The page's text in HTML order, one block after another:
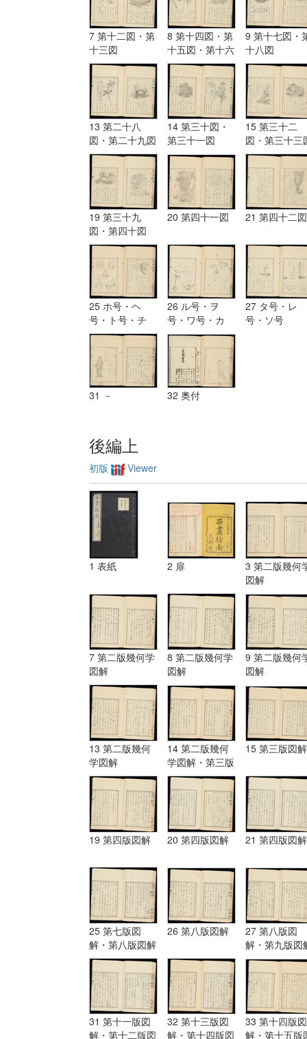
7 第十二図・第
十三図
8 第十四図・第
十五図・第十六
図
9 第十七図・
十八図
13 第二十八
図・第二十九図
14 第三十図・
第三十一図
15 第三十二
図・第三十三
19 第三十九
図・第四十図
20 第四十一図 21 第四十二図
25 ホ号・ヘ
号・ト号・チ
号・リ号・ヌ号
26 ル号・ヲ
号・ワ号・カ
号・ヨ号
27 タ号・レ
号・ソ号
31 － 32 奥付
後編上
初版 Viewer
1 表紙 2 扉
3 第二版幾何
図解
7 第二版幾何学
図解
8 第二版幾何学
図解
9 第二版幾何
図解
13 第二版幾何
学図解
14 第二版幾何
学図解・第三版
図解
15 第三版図解
19 第四版図解 20 第四版図解 21 第四版図解
25 第七版図
解・第八版図解
26 第八版図解
27 第八版図
解・第九版図
31 第十一版図
解・第十二版図
32 第十三版図
解・第十四版図
33 第十四版図
解・第十五版